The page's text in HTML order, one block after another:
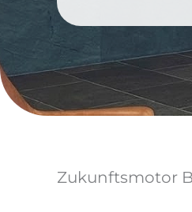
Zukunftsmotor